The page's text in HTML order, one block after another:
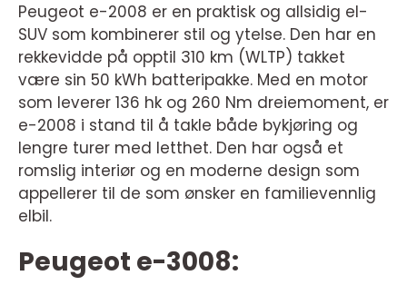
Peugeot e-2008 er en praktisk og allsidig el-
SUV som kombinerer stil og ytelse. Den har en
rekkevidde på opptil 310 km (WLTP) takket
være sin 50 kWh batteripakke. Med en motor
som leverer 136 hk og 260 Nm dreiemoment, er
e-2008 i stand til å takle både bykjøring og
lengre turer med letthet. Den har også et
romslig interiør og en moderne design som
appellerer til de som ønsker en familievennlig
elbil.
Peugeot e-3008: